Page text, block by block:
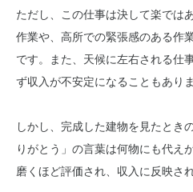
ただし、この仕事は決して楽では
作業や、高所での緊張感のある作
です。また、天候に左右される仕
ず収入が不安定になることもありま
しかし、完成した建物を見たとき
りがとう」の言葉は何物にも代え
磨くほど評価され、収入に反映さ